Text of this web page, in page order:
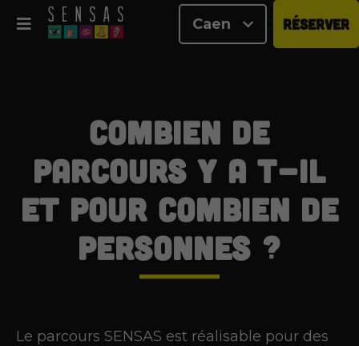
Caen RÉSERVER
Combien de
parcours y a t-il
et pour combien de
personnes ?
Le parcours SENSAS est réalisable pour des